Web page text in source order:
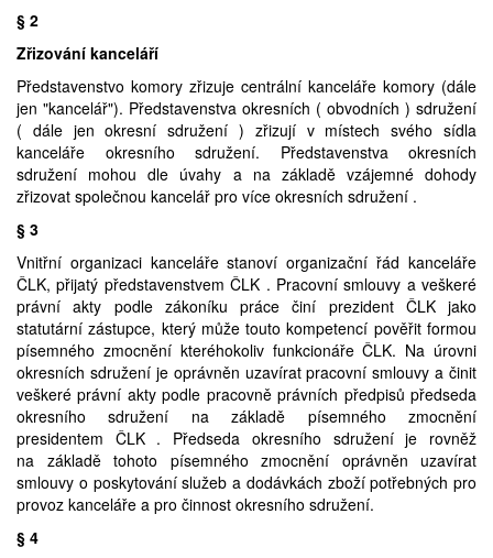
§ 2
Zřizování kanceláří
Představenstvo komory zřizuje centrální kanceláře komory (dále
jen "kancelář"). Představenstva okresních ( obvodních ) sdružení
( dále jen okresní sdružení ) zřizují v místech svého sídla
kanceláře okresního sdružení. Představenstva okresních
sdružení mohou dle úvahy a na základě vzájemné dohody
zřizovat společnou kancelář pro více okresních sdružení .
§ 3
Vnitřní organizaci kanceláře stanoví organizační řád kanceláře
ČLK, přijatý představenstvem ČLK . Pracovní smlouvy a veškeré
právní akty podle zákoníku práce činí prezident ČLK jako
statutární zástupce, který může touto kompetencí pověřit formou
písemného zmocnění kteréhokoliv funkcionáře ČLK. Na úrovni
okresních sdružení je oprávněn uzavírat pracovní smlouvy a činit
veškeré právní akty podle pracovně právních předpisů předseda
okresního sdružení na základě písemného zmocnění
presidentem ČLK . Předseda okresního sdružení je rovněž
na základě tohoto písemného zmocnění oprávněn uzavírat
smlouvy o poskytování služeb a dodávkách zboží potřebných pro
provoz kanceláře a pro činnost okresního sdružení.
§ 4
Pronájem a prodej ordinací